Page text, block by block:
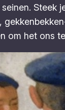
Steek
om het ons